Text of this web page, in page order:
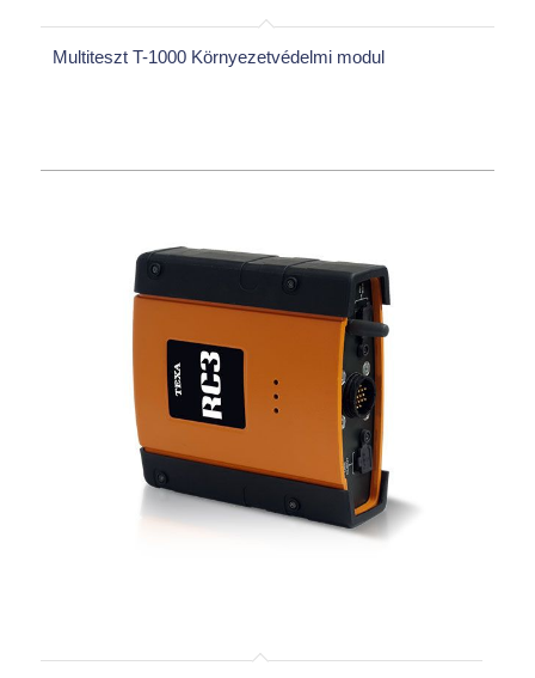
Multiteszt T-1000 Környezetvédelmi modul